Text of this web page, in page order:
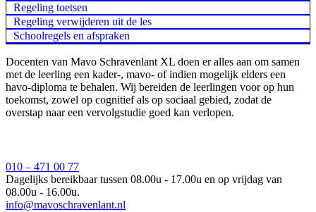
Regeling toetsen
Regeling verwijderen uit de les
Schoolregels en afspraken
Docenten van Mavo Schravenlant XL doen er alles aan om samen
met de leerling een kader-, mavo- of indien mogelijk elders een
havo-diploma te behalen. Wij bereiden de leerlingen voor op hun
toekomst, zowel op cognitief als op sociaal gebied, zodat de
overstap naar een vervolgstudie goed kan verlopen.
010 – 471 00 77
Dagelijks bereikbaar tussen 08.00u - 17.00u en op vrijdag van
08.00u - 16.00u.
info@mavoschravenlant.nl